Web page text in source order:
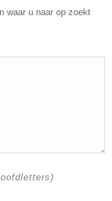
waar u naar op zoekt